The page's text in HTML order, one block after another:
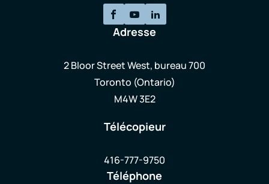
Adresse
2 Bloor Street West, bureau 700
Toronto (Ontario)
M4W 3E2
Télécopieur
416-777-9750
Téléphone